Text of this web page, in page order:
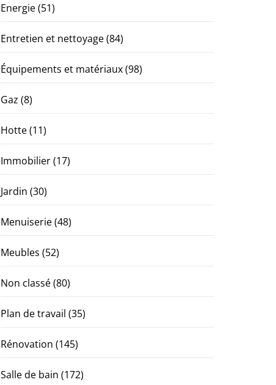
Energie(51)
Entretien et nettoyage(84)
Équipements et matériaux(98)
Gaz (8)
Hotte(11)
Immobilier(17)
Jardin (30)
Menuiserie(48)
Meubles (52)
Non classé(80)
Plan de travail (35)
Rénovation (145)
Salle de bain (172)